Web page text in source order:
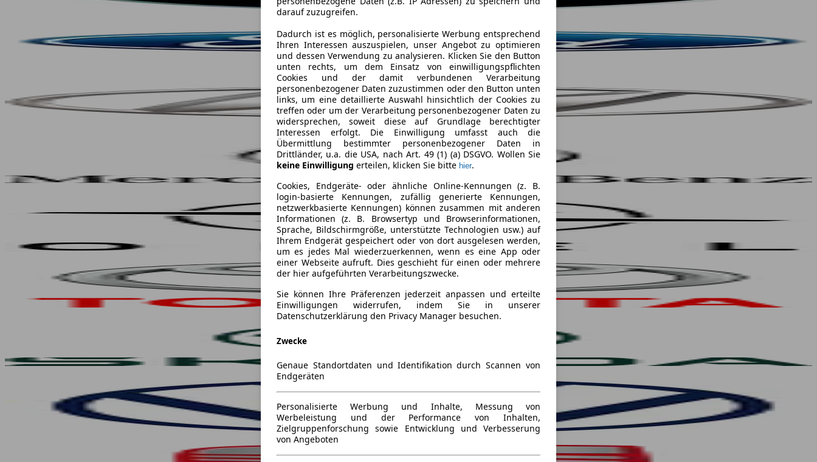
darauf zuzugreifen.
Dadurch ist es möglich, personalisierte Werbung entsprechend
Ihren Interessen auszuspielen, unser Angebot zu optimieren
und dessen Verwendung zu analysieren. Klicken Sie den Button
unten rechts, um dem Einsatz von einwilligungspflichten
Cookies und der damit verbundenen Verarbeitung
personenbezogener Daten zuzustimmen oder den Button unten
links, um eine detaillierte Auswahl hinsichtlich der Cookies zu
treffen oder um der Verarbeitung personenbezogener Daten zu
widersprechen, soweit diese auf Grundlage berechtigter
Interessen erfolgt. Die Einwilligung umfasst auch die
Übermittlung bestimmter personenbezogener Daten in
Drittländer, u.a. die USA, nach Art. 49 (1) (a) DSGVO. Wollen Sie
keine Einwilligung erteilen, klicken Sie bitte hier.
Cookies, Endgeräte- oder ähnliche Online-Kennungen (z. B.
login-basierte Kennungen, zufällig generierte Kennungen,
netzwerkbasierte Kennungen) können zusammen mit anderen
Informationen (z. B. Browsertyp und Browserinformationen,
Sprache, Bildschirmgröße, unterstützte Technologien usw.) auf
Ihrem Endgerät gespeichert oder von dort ausgelesen werden,
um es jedes Mal wiederzuerkennen, wenn es eine App oder
einer Webseite aufruft. Dies geschieht für einen oder mehrere
der hier aufgeführten Verarbeitungszwecke.
Sie können Ihre Präferenzen jederzeit anpassen und erteilte
Einwilligungen widerrufen, indem Sie in unserer
Datenschutzerklärung den Privacy Manager besuchen.
Zwecke
Genaue Standortdaten und Identifikation durch Scannen von
Endgeräten
Personalisierte Werbung und Inhalte, Messung von
Werbeleistung und der Performance von Inhalten,
Zielgruppenforschung sowie Entwicklung und Verbesserung
von Angeboten